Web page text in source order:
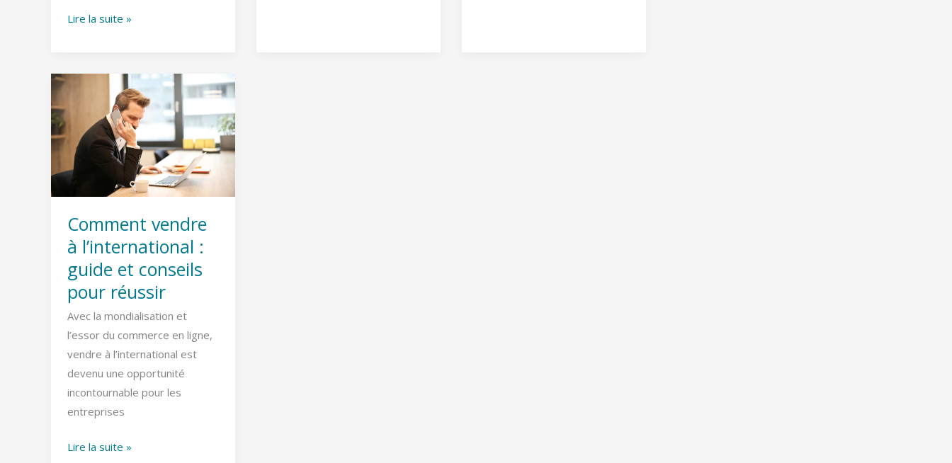
Lire la suite »
Comment vendre
à l’international :
guide et conseils
pour réussir
Avec la mondialisation et
l’essor du commerce en ligne,
vendre à l’international est
devenu une opportunité
incontournable pour les
entreprises
vendre
l’international
:
guide
conseils
pour
réussir
Lire la suite »